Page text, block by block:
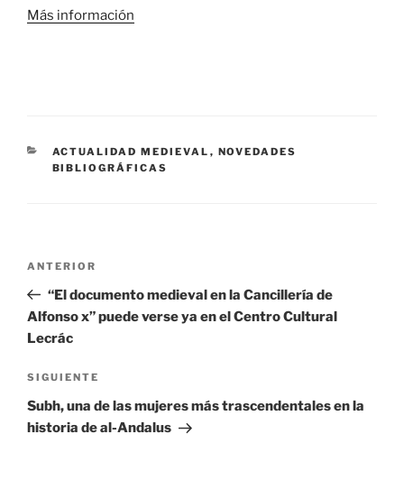
Más información
CATEGORÍAS
ACTUALIDAD MEDIEVAL , NOVEDADES
BIBLIOGRÁFICAS
entradas
Entrada
anterior:
ANTERIOR
“El documento medieval en la Cancillería de
Alfonso x” puede verse ya en el Centro Cultural
Lecrác
Siguiente
entrada
SIGUIENTE
Subh, una de las mujeres más trascendentales en la
historia de al-Andalus